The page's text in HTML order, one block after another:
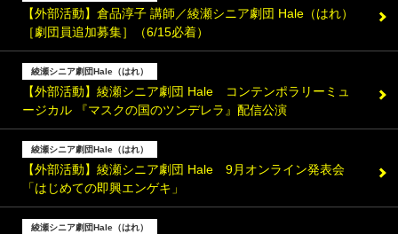
【外部活動】倉品淳子 講師／綾瀬シニア劇団 Hale（はれ）
［劇団員追加募集］（6/15必着）
綾瀬シニア劇団Hale（はれ）
【外部活動】綾瀬シニア劇団 Hale コンテンポラリーミュ
ージカル 『マスクの国のツンデレラ』配信公演
綾瀬シニア劇団Hale（はれ）
【外部活動】綾瀬シニア劇団 Hale 9月オンライン発表会
「はじめての即興エンゲキ」
綾瀬シニア劇団Hale（はれ）